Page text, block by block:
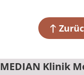
19217 Rehna OT
MEDIAN Klinik